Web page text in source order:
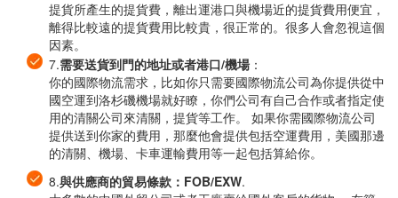
提貨所產生的提貨費，離出運港口與機場近的提貨費用便宜，
離得比較遠的提貨費用比較貴，很正常的。很多人會忽視這個
因素。
7.需要送貨到門的地址或者港口/機場：
你的國際物流需求，比如你只需要國際物流公司為你提供從中
國空運到洛杉磯機場就好瞭，你們公司有自己合作或者指定使
用的清關公司來清關，提貨等工作。 如果你需國際物流公司
提供送到你家的費用，那麼他會提供包括空運費用，美國那邊
的清關、機場、卡車運輸費用等一起包括算給你。
8.與供應商的貿易條款：FOB/EXW.